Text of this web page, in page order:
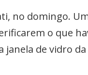
no domingo.
o que
de vidro da